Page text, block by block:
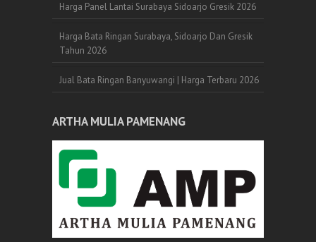
Harga Panel Lantai Surabaya Sidoarjo Gresik 2026
Harga Bata Ringan Surabaya, Sidoarjo Dan Gresik
Tahun 2026
Jual Bata Ringan Banyuwangi | Harga Terbaru 2026
ARTHA MULIA PAMENANG